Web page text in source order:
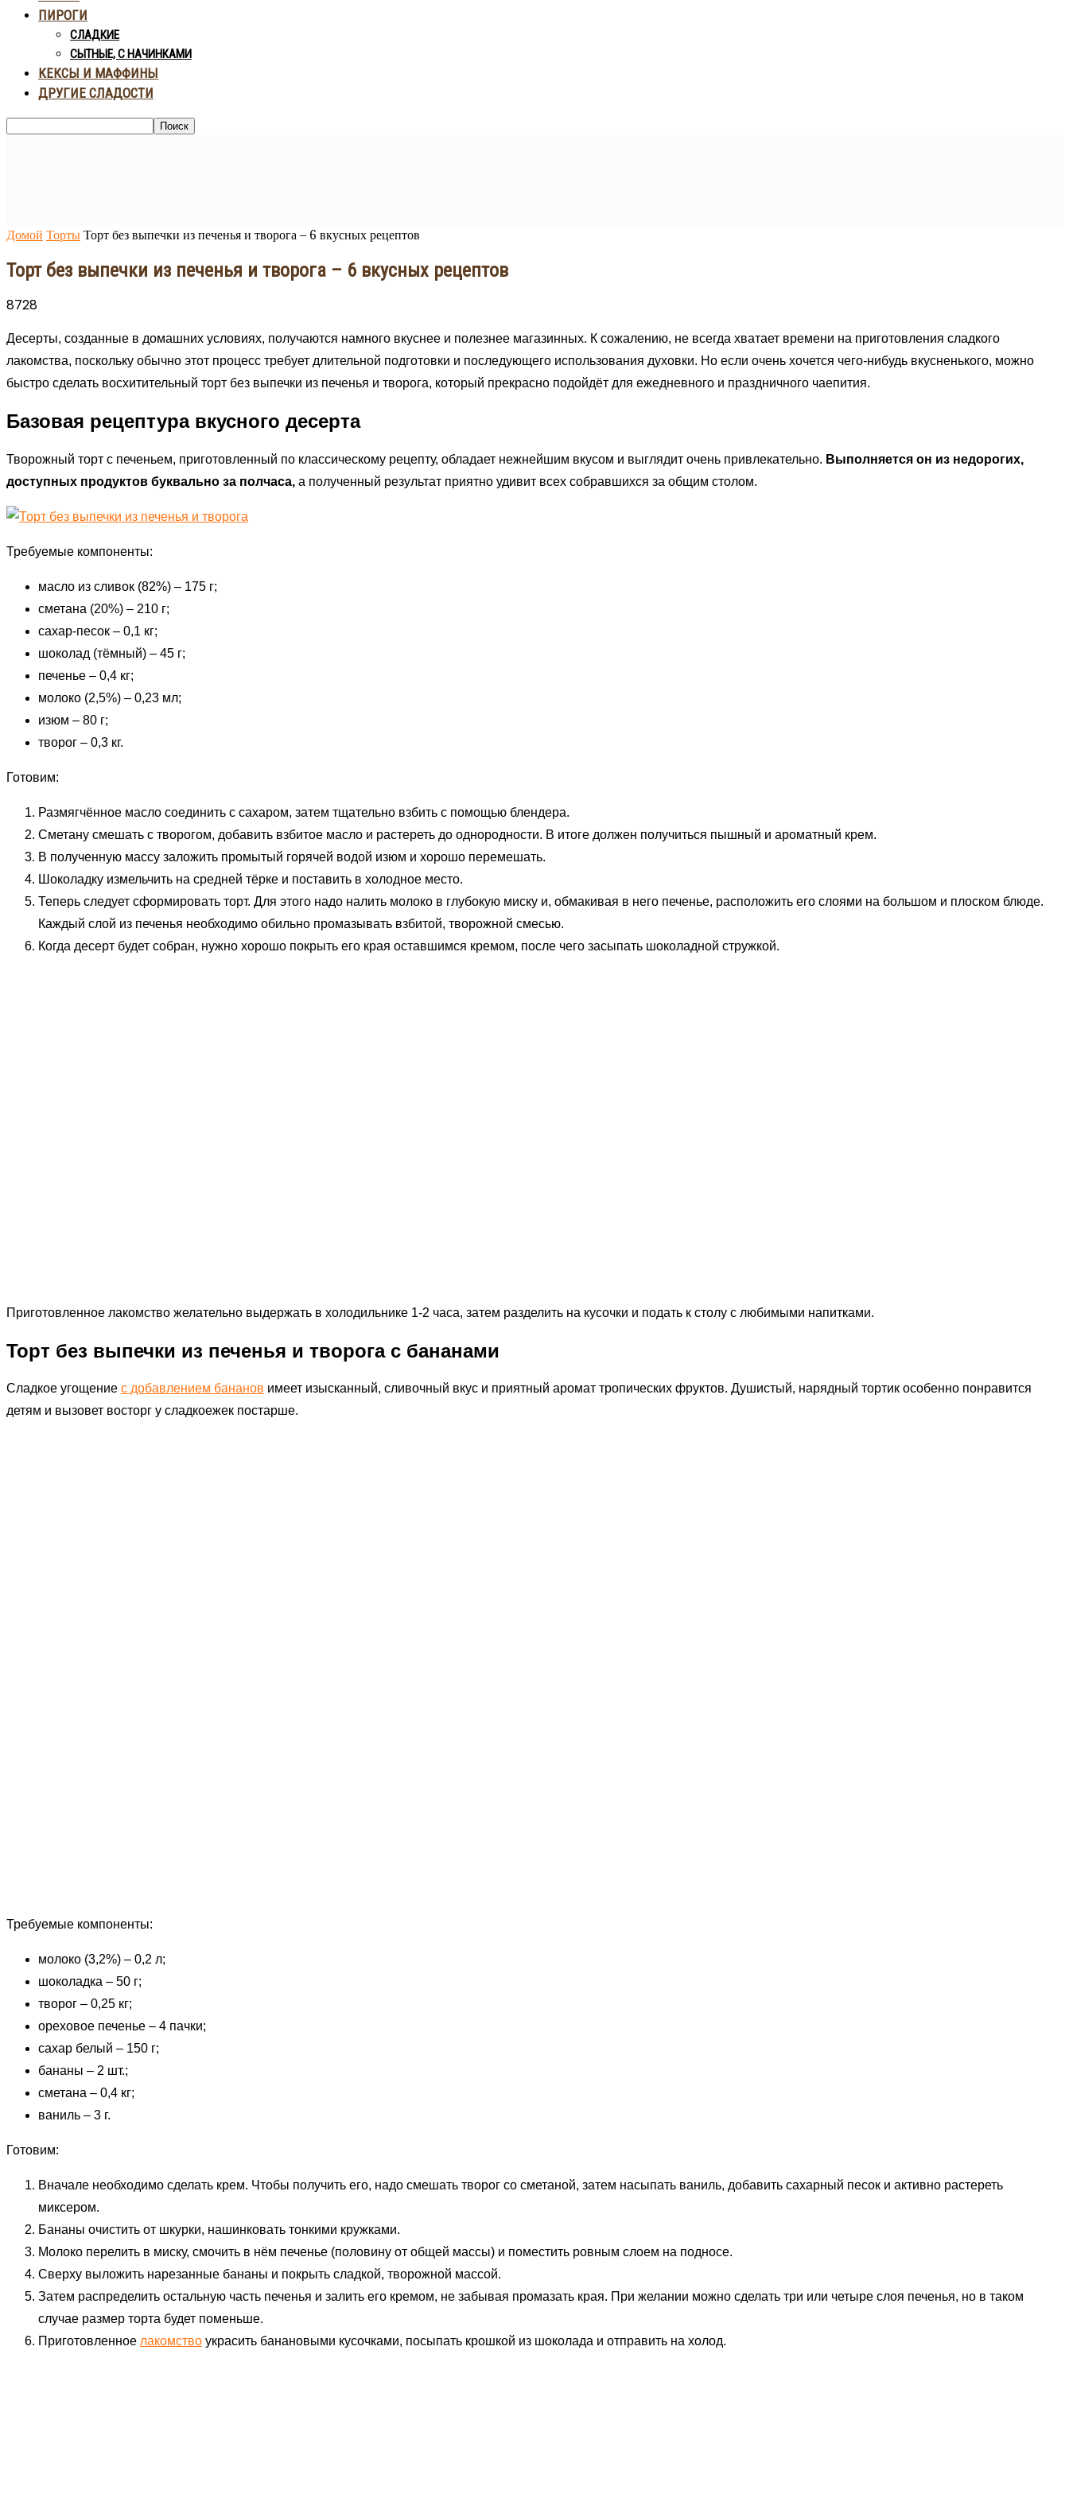
ПИРОГИ
СЛАДКИЕ
СЫТНЫЕ, С НАЧИНКАМИ
КЕКСЫ И МАФФИНЫ
ДРУГИЕ СЛАДОСТИ
Домой Торты Торт без выпечки из печенья и творога – 6 вкусных рецептов
Торт без выпечки из печенья и творога – 6 вкусных рецептов
8728
Десерты, созданные в домашних условиях, получаются намного вкуснее и полезнее магазинных. К сожалению, не всегда хватает времени на приготовления сладкого
лакомства, поскольку обычно этот процесс требует длительной подготовки и последующего использования духовки. Но если очень хочется чего-нибудь вкусненького, можно
быстро сделать восхитительный торт без выпечки из печенья и творога, который прекрасно подойдёт для ежедневного и праздничного чаепития.
Базовая рецептура вкусного десерта
Творожный торт с печеньем, приготовленный по классическому рецепту, обладает нежнейшим вкусом и выглядит очень привлекательно. Выполняется он из недорогих,
доступных продуктов буквально за полчаса, а полученный результат приятно удивит всех собравшихся за общим столом.
Требуемые компоненты:
масло из сливок (82%) – 175 г;
сметана (20%) – 210 г;
сахар-песок – 0,1 кг;
шоколад (тёмный) – 45 г;
печенье – 0,4 кг;
молоко (2,5%) – 0,23 мл;
изюм – 80 г;
творог – 0,3 кг.
Готовим:
Размягчённое масло соединить с сахаром, затем тщательно взбить с помощью блендера.
Сметану смешать с творогом, добавить взбитое масло и растереть до однородности. В итоге должен получиться пышный и ароматный крем.
В полученную массу заложить промытый горячей водой изюм и хорошо перемешать.
Шоколадку измельчить на средней тёрке и поставить в холодное место.
Теперь следует сформировать торт. Для этого надо налить молоко в глубокую миску и, обмакивая в него печенье, расположить его слоями на большом и плоском блюде.
Каждый слой из печенья необходимо обильно промазывать взбитой, творожной смесью.
Когда десерт будет собран, нужно хорошо покрыть его края оставшимся кремом, после чего засыпать шоколадной стружкой.
Приготовленное лакомство желательно выдержать в холодильнике 1-2 часа, затем разделить на кусочки и подать к столу с любимыми напитками.
Торт без выпечки из печенья и творога с бананами
Сладкое угощение с добавлением бананов имеет изысканный, сливочный вкус и приятный аромат тропических фруктов. Душистый, нарядный тортик особенно понравится
детям и вызовет восторг у сладкоежек постарше.
Требуемые компоненты:
молоко (3,2%) – 0,2 л;
шоколадка – 50 г;
творог – 0,25 кг;
ореховое печенье – 4 пачки;
сахар белый – 150 г;
бананы – 2 шт.;
сметана – 0,4 кг;
ваниль – 3 г.
Готовим:
Вначале необходимо сделать крем. Чтобы получить его, надо смешать творог со сметаной, затем насыпать ваниль, добавить сахарный песок и активно растереть
миксером.
Бананы очистить от шкурки, нашинковать тонкими кружками.
Молоко перелить в миску, смочить в нём печенье (половину от общей массы) и поместить ровным слоем на подносе.
Сверху выложить нарезанные бананы и покрыть сладкой, творожной массой.
Затем распределить остальную часть печенья и залить его кремом, не забывая промазать края. При желании можно сделать три или четыре слоя печенья, но в таком
случае размер торта будет поменьше.
Приготовленное лакомство украсить банановыми кусочками, посыпать крошкой из шоколада и отправить на холод.